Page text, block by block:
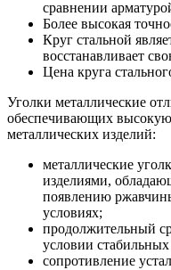
сравнении
Более высокая
Круг стальной
восстанавливает
Цена круга
Уголки металлические
обеспечивающих высокую
металлических изделий:
металлические
изделиями,
появлению
условиях;
продолжительный
условии стабильных
сопротивление